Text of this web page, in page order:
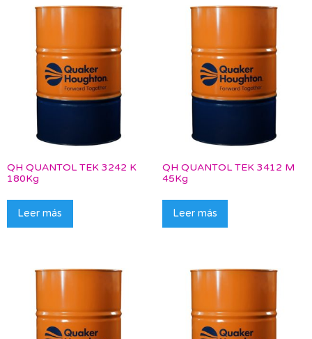
QH QUANTOL TEK 3242 K
180Kg
Leer más
QH QUANTOL TEK 3412 M
45Kg
Leer más